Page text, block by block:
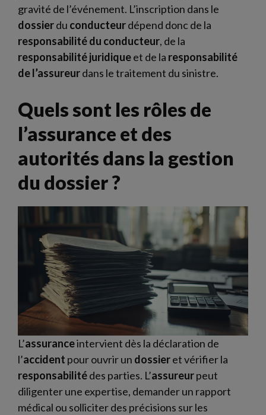
gravité de l’événement. L’inscription dans le
dossierdu conducteurdépend donc de la
responsabilité du conducteur, de la
responsabilité juridiqueet de la responsabilité
de l’assureurdans le traitement du sinistre.
Quels sont les rôles de
l’assurance et des
autorités dans la gestion
du dossier ?
L’assuranceintervient dès la déclaration de
l’accident pour ouvrir un dossieret vérifier la
responsabilitédes parties. L’assureurpeut
diligenter une expertise, demander un rapport
médical ou solliciter des précisions sur les